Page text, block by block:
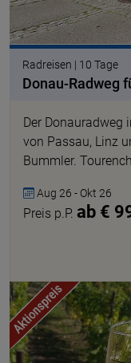
Radreisen | 10 Tage
Donau-Radweg
Der Donauradweg
von Passau, Linz
Bummler.
Aug 26 - Okt 26
Preis p.P. ab €